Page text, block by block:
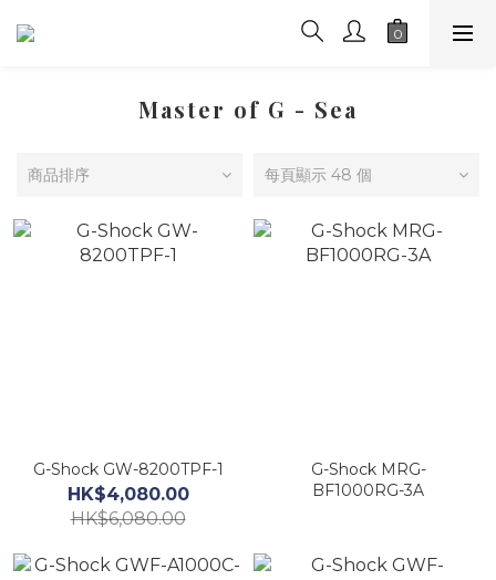
Master of G - Sea
商品排序 每頁顯示 48 個
G-Shock GW-8200TPF-1
HK$4,080.00
HK$6,080.00
G-Shock MRG-
BF1000RG-3A